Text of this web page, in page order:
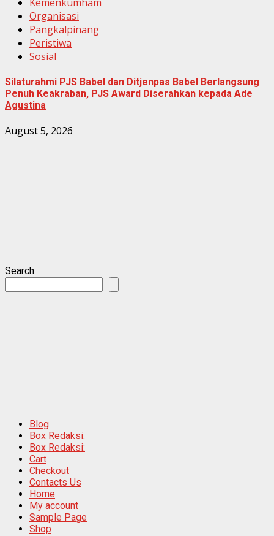
Organisasi
Pangkalpinang
Peristiwa
Sosial
Silaturahmi PJS Babel dan Ditjenpas Babel Berlangsung
Penuh Keakraban, PJS Award Diserahkan kepada Ade
Agustina
August 5, 2026
Search
Blog
Box Redaksi:
Box Redaksi:
Cart
Checkout
Contacts Us
Home
My account
Sample Page
Shop